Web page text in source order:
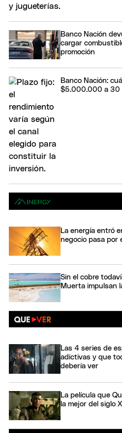
Banco Nación
cargar
promoción
Banco Nación:
$5.000.000 a 30
La energía entró
negocio pasa por
Sin el cobre
Muerta impulsan
Las 4 series de
adictivas y que
debería ver
La película que
la mejor del siglo